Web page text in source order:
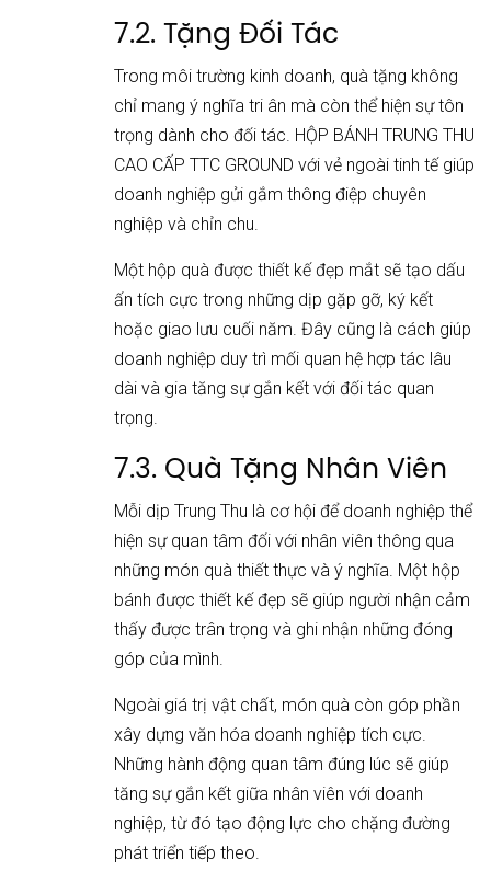
7.2. Tặng Đối Tác
Trong môi trường kinh doanh, quà tặng không
chỉ mang ý nghĩa tri ân mà còn thể hiện sự tôn
trọng dành cho đối tác. HỘP BÁNH TRUNG THU
CAO CẤP TTC GROUND với vẻ ngoài tinh tế giúp
doanh nghiệp gửi gắm thông điệp chuyên
nghiệp và chỉn chu.
Một hộp quà được thiết kế đẹp mắt sẽ tạo dấu
ấn tích cực trong những dịp gặp gỡ, ký kết
hoặc giao lưu cuối năm. Đây cũng là cách giúp
doanh nghiệp duy trì mối quan hệ hợp tác lâu
dài và gia tăng sự gắn kết với đối tác quan
trọng.
7.3. Quà Tặng Nhân Viên
Mỗi dịp Trung Thu là cơ hội để doanh nghiệp thể
hiện sự quan tâm đối với nhân viên thông qua
những món quà thiết thực và ý nghĩa. Một hộp
bánh được thiết kế đẹp sẽ giúp người nhận cảm
thấy được trân trọng và ghi nhận những đóng
góp của mình.
Ngoài giá trị vật chất, món quà còn góp phần
xây dựng văn hóa doanh nghiệp tích cực.
Những hành động quan tâm đúng lúc sẽ giúp
tăng sự gắn kết giữa nhân viên với doanh
nghiệp, từ đó tạo động lực cho chặng đường
phát triển tiếp theo.